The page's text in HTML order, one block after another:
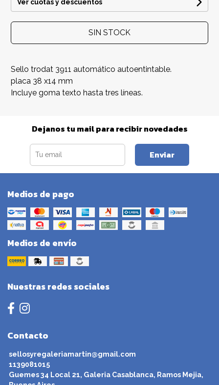
Ver cuotas y descuentos
SIN STOCK
Sello trodat 3911 automático autoentintable.
placa 38 x14 mm
Incluye goma texto hasta tres líneas.
Dejanos tu mail para recibir novedades
Enviar
Medios de pago
Medios de envío
Nuestras redes sociales
Contacto
sellosyregaleriamartin@gmail.com
1139081015
Guemes 34 Local 21, Galeria Casablanca, Ramos Mejia,